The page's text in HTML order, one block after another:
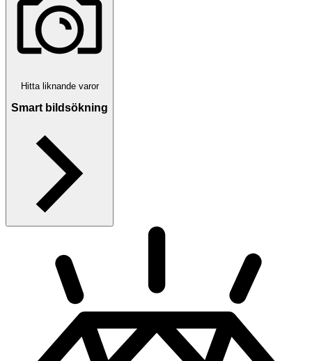
Hitta liknande varor
Smart bildsökning